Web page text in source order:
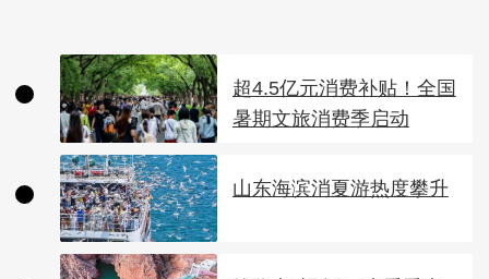
超4.5亿元消费补贴！全国
暑期文旅消费季启动
山东海滨消夏游热度攀升